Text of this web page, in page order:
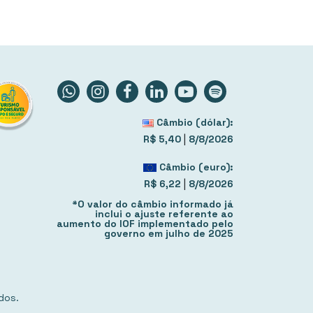
Câmbio (dólar):
R$ 5,40 | 8/8/2026
Câmbio (euro):
R$ 6,22 | 8/8/2026
*O valor do câmbio informado já
inclui o ajuste referente ao
aumento do IOF implementado pelo
governo em julho de 2025